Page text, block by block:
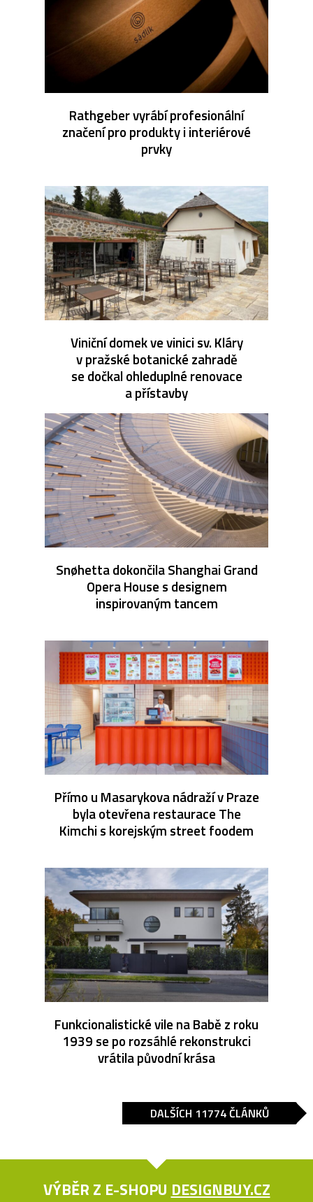
Rathgeber vyrábí profesionální
značení pro produkty i interiérové
prvky
Viniční domek ve vinici sv. Kláry
v pražské botanické zahradě
se dočkal ohleduplné renovace
a přístavby
Snøhetta dokončila Shanghai Grand
Opera House s designem
inspirovaným tancem
Přímo u Masarykova nádraží v Praze
byla otevřena restaurace The
Kimchi s korejským street foodem
Funkcionalistické vile na Babě z roku
1939 se po rozsáhlé rekonstrukci
vrátila původní krása
DALŠÍCH 11774 ČLÁNKŮ
VÝBĚR Z E-SHOPU DESIGNBUY.CZ